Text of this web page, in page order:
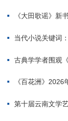
《大田歌谣》新
当代小说关键词
古典学学者围观《
《百花洲》
第十届云南文学